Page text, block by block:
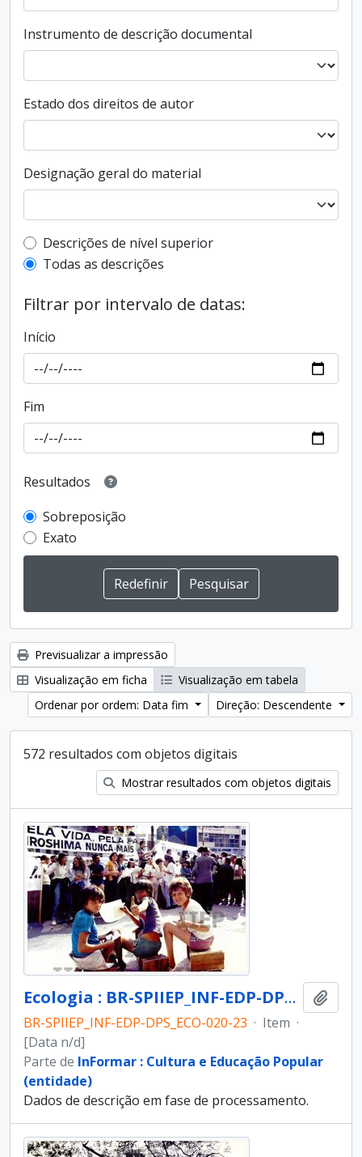
Instrumento de descrição documental
Estado dos direitos de autor
Designação geral do material
Filtro de descrição de nível superior
Descrições de nível superior
Todas as descrições
Filtrar por intervalo de datas:
Início
Fim
Resultados
Sobreposição
Exato
Previsualizar a impressão
Visualização em ficha
Visualização em tabela
Ordenar por ordem: Data fim
Direção: Descendente
572 resultados com objetos digitais
Mostrar resultados com objetos digitais
Ecologia : BR-SPIIEP_INF-EDP-DPS_ECO-020-23 [diapositivo]
BR-SPIIEP_INF-EDP-DPS_ECO-020-23 · Item ·
[Data n/d]
Parte de InFormar : Cultura e Educação Popular
(entidade)
Dados de descrição em fase de processamento.